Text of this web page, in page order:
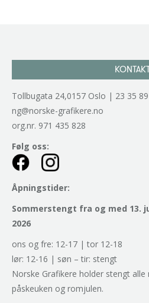
Tollbugata 24,0157 Oslo | 23 35
ng@norske-grafikere.no
org.nr. 971 435 828
Følg oss:
Åpningstider:
Sommerstengt fra og med 13.
2026
ons og fre: 12-17 | tor 12-18
lør: 12-16 | søn – tir: stengt
Norske Grafikere holder stengt
påskeuken og romjulen.